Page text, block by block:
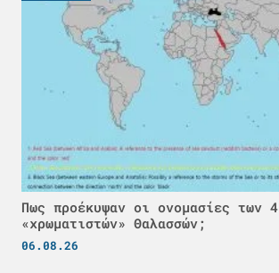
Πως προέκυψαν οι ονομασίες των 4
«χρωματιστών» Θαλασσών;
06.08.26